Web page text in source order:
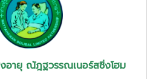
อายุ ณัฎฐวรรณเนอร์สซิ่งโฮม